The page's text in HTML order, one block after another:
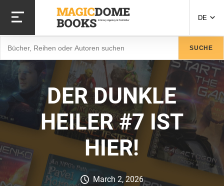
zum
Inhalt
DE
SUCHE
DER DUNKLE
HEILER #7 IST
HIER!
March 2, 2026